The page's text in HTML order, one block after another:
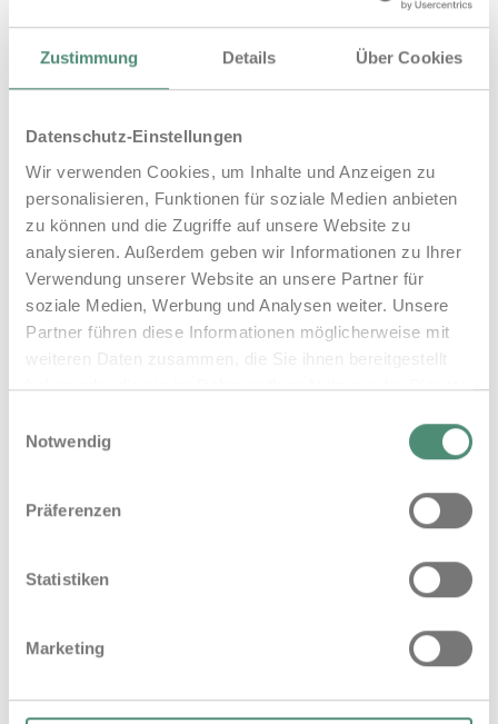
Zustimmung Details Über Cookies
Datenschutz-Einstellungen
Wir verwenden Cookies, um Inhalte und Anzeigen zu
personalisieren, Funktionen für soziale Medien anbieten
zu können und die Zugriffe auf unsere Website zu
analysieren. Außerdem geben wir Informationen zu Ihrer
Verwendung unserer Website an unsere Partner für
soziale Medien, Werbung und Analysen weiter. Unsere
Partner führen diese Informationen möglicherweise mit
weiteren Daten zusammen, die Sie ihnen bereitgestellt
haben oder die sie im Rahmen Ihrer Nutzung der Dienste
Datenschutz
Notwendig
Präferenzen
Statistiken
Marketing
Sie, Ihre Mitarbeiter und Ihre Besucher begeistert
mit unserem E-Loading-Manager anbieten, nämlich
eine intelligente Ladeinfrastruktur, hat sich in
unserer Praxis und mit der elektronischen
Fahrzeugflotte sowie den Autos unserer
Mitarbeiter längst bewährt. Darauf können Sie
vertrauen.
Und noch etwas: Auf Wunsch übernehmen wir
auch die Wartung und bieten Ihnen einen 24/7-
Autohaus Marnet